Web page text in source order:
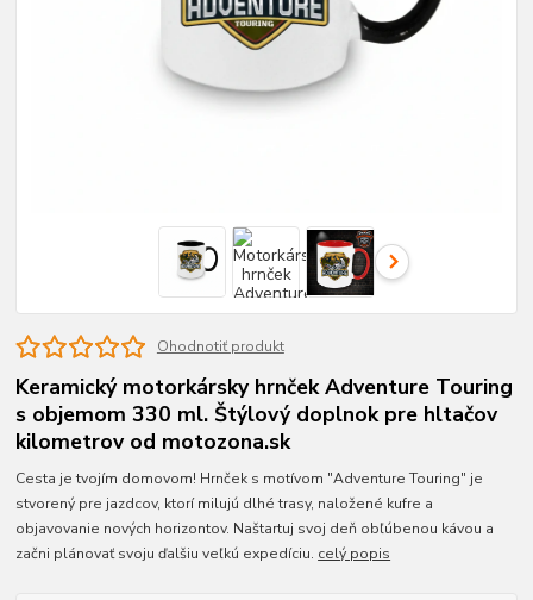
Ohodnotiť produkt
Keramický motorkársky hrnček Adventure Touring
s objemom 330 ml. Štýlový doplnok pre hltačov
kilometrov od motozona.sk
Cesta je tvojím domovom! Hrnček s motívom "Adventure Touring" je
stvorený pre jazdcov, ktorí milujú dlhé trasy, naložené kufre a
objavovanie nových horizontov. Naštartuj svoj deň obľúbenou kávou a
začni plánovať svoju ďalšiu veľkú expedíciu. celý popis